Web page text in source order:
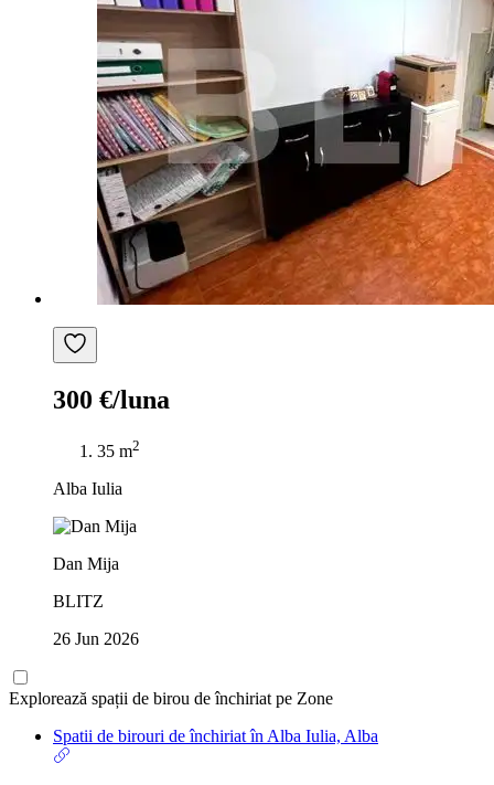
300 €/luna
35 m2
Alba Iulia
Dan Mija
BLITZ
26 Jun 2026
Explorează spații de birou de închiriat pe Zone
Spatii de birouri de închiriat în Alba Iulia, Alba